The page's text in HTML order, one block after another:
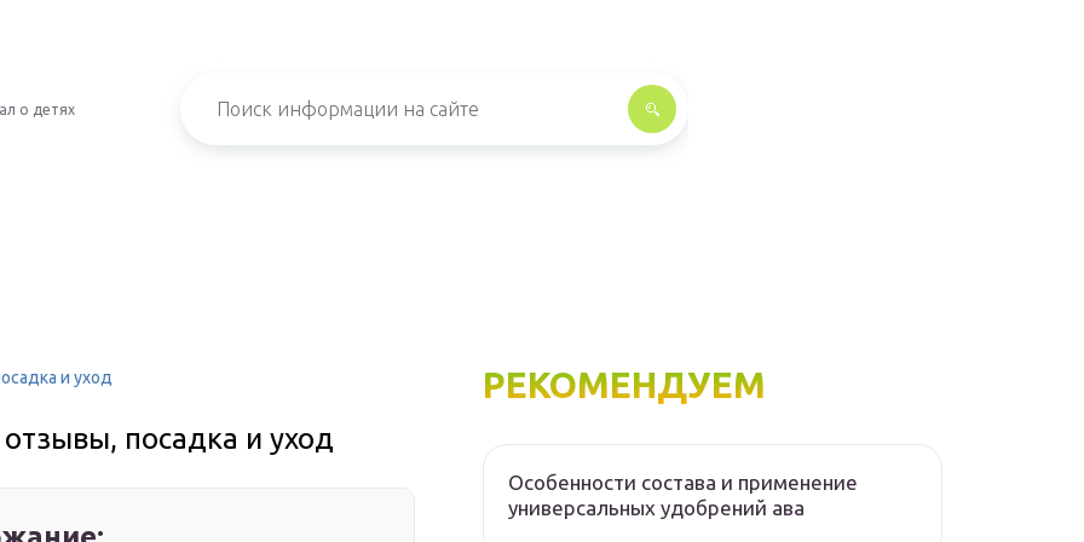
о детях
и уход
посадка и уход
РЕКОМЕНДУЕМ
Особенности состава и применение
универсальных удобрений ава